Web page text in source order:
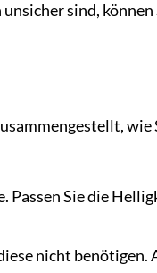
sind, können
wie
Sie die
nicht benötigen.